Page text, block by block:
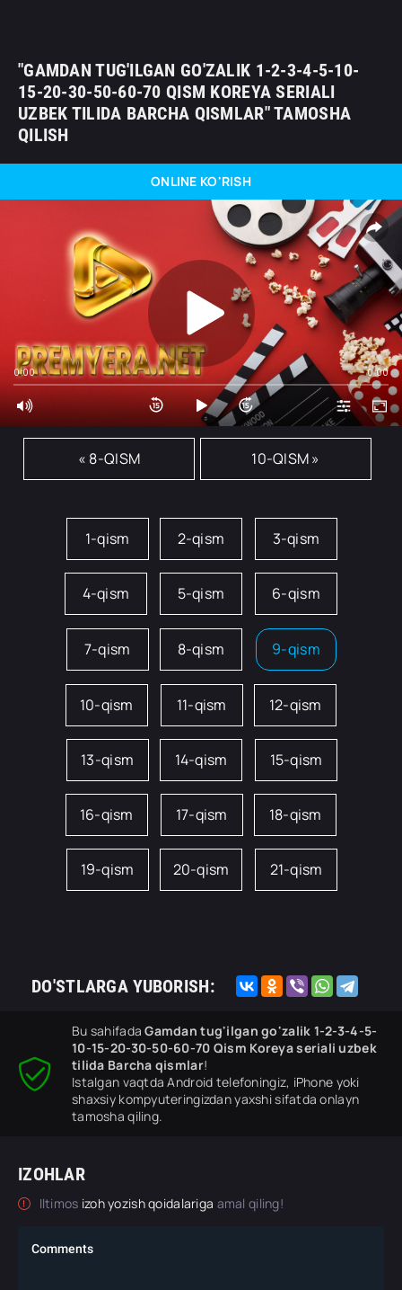
"GAMDAN TUG'ILGAN GO'ZALIK 1-2-3-4-5-10-
15-20-30-50-60-70 QISM KOREYA SERIALI
UZBEK TILIDA BARCHA QISMLAR" TAMOSHA
QILISH
ONLINE KO'RISH
0:00 0:00
« 8-QISM 10-QISM »
1-qism 2-qism 3-qism
4-qism 5-qism 6-qism
7-qism 8-qism 9-qism
10-qism 11-qism 12-qism
13-qism 14-qism 15-qism
16-qism 17-qism 18-qism
19-qism 20-qism 21-qism
DO'STLARGA YUBORISH:
Bu sahifadaGamdan tug'ilgan go'zalik 1-2-3-4-5-
10-15-20-30-50-60-70 Qism Koreya seriali uzbek
tilida Barcha qismlar!
Istalgan vaqtda Android telefoningiz, iPhone yoki
shaxsiy kompyuteringizdan yaxshi sifatda onlayn
tamosha qiling.
IZOHLAR
Iltimos izoh yozish qoidalariga amal qiling!